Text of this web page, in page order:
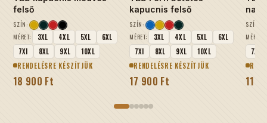
felső
SZÍN:
MÉRET:
3XL 4XL 5XL
6XL
7Xl
8XL 9XL
10XL
RENDELÉSRE KÉSZÍTJÜK
18 900 Ft
kapucnis felső
SZÍN:
MÉRET:
3XL 4XL 5XL
6XL
7Xl
8XL 9XL
10XL
RENDELÉSRE KÉSZÍTJÜK
17 900 Ft
SZÍN:
MÉRET:
7Xl
11